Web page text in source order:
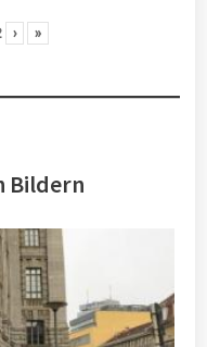
› »
Bildern